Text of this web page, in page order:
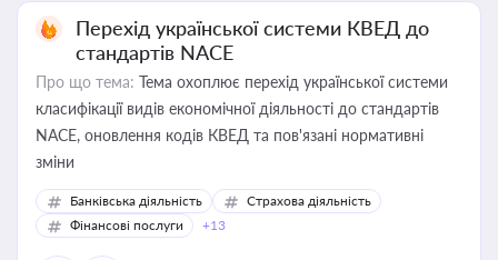
Перехід української системи КВЕД до
стандартів NACE
Про що тема: Тема охоплює перехід української системи
класифікації видів економічної діяльності до стандартів
NACE, оновлення кодів КВЕД та пов'язані нормативні
зміни
Банківська діяльність
Страхова діяльність
Фінансові послуги
+13